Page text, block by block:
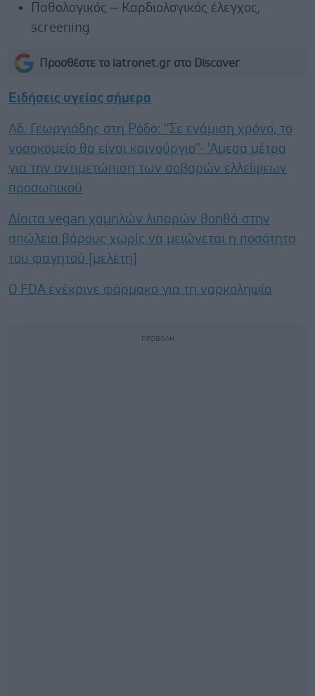
Παθολογικός – Καρδιολογικός έλεγχος,
screening
Προσθέστε το iatronet.gr στο Discover
Ειδήσεις υγείας σήμερα
Αδ. Γεωργιάδης στη Ρόδο: ''Σε ενάμιση χρόνο, το
νοσοκομείο θα είναι καινούργιο''- 'Αμεσα μέτρα
για την αντιμετώπιση των σοβαρών ελλείψεων
προσωπικού
Δίαιτα vegan χαμηλών λιπαρών βοηθά στην
απώλεια βάρους χωρίς να μειώνεται η ποσότητα
του φαγητού [μελέτη]
Ο FDA ενέκρινε φάρμακο για τη ναρκοληψία